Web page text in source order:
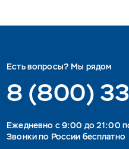
Есть вопросы? Мы рядом
8 (800)
Eжедневно с 9:00 до 21:00
Звонки по России бесплатно